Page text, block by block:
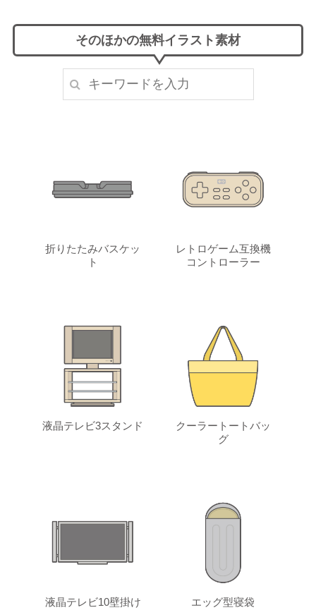
そのほかの無料イラスト素材
折りたたみバスケッ
ト
レトロゲーム互換機
コントローラー
液晶テレビ3スタンド
クーラートートバッ
グ
液晶テレビ10壁掛け エッグ型寝袋